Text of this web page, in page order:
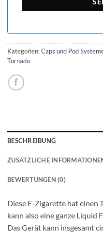
Kategorien:Caps und Pod
Tornado
BESCHREIBUNG
ZUSÄTZLICHE
BEWERTUNGEN (0)
Diese E-Zigarette hat einen
kann also eine ganze Liquid
Das Gerät kann insgesamt